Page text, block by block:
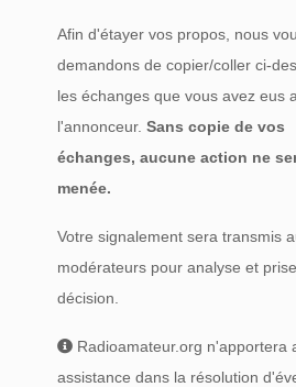
Afin d'étayer vos propos, nous
demandons de copier/coller ci-
les échanges que vous avez eus
l'annonceur.Sans copie de vos
échanges, aucune action ne
menée.
Votre signalement sera transmis
modérateurs pour analyse et
décision.
Radioamateur.org n'apportera
assistance dans la résolution